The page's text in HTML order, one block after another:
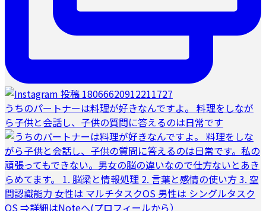
うちのパートナーは料理が好きなんですよ。 料理をしなが
ら子供と会話し、子供の質問に答えるのは日常です